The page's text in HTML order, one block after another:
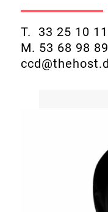
T. 33 25 10 11
M. 53 68 98 89